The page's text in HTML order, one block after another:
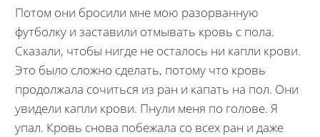
Потом они бросили мне мою разорванную
футболку и заставили отмывать кровь с пола.
Сказали, чтобы нигде не осталось ни капли крови.
Это было сложно сделать, потому что кровь
продолжала сочиться из ран и капать на пол. Они
увидели капли крови. Пнули меня по голове. Я
упал. Кровь снова побежала со всех ран и даже